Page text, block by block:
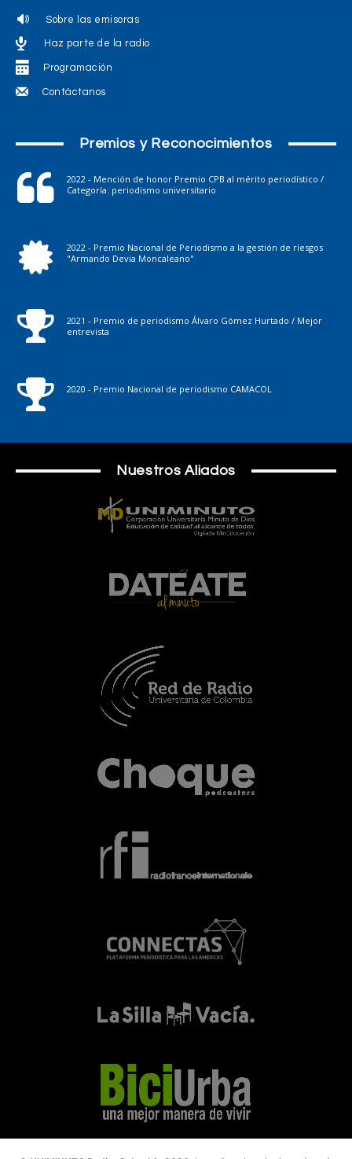
Sobre las emisoras
Haz parte de la radio
Programación
Contáctanos
Premios y Reconocimientos
2022 - Mención de honor Premio CPB al mérito periodístico /
Categoría: periodismo universitario
2022 - Premio Nacional de Periodismo a la gestión de riesgos
"Armando Devia Moncaleano"
2021 - Premio de periodismo Álvaro Gómez Hurtado / Mejor
entrevista
2020 - Premio Nacional de periodismo CAMACOL
Nuestros Aliados